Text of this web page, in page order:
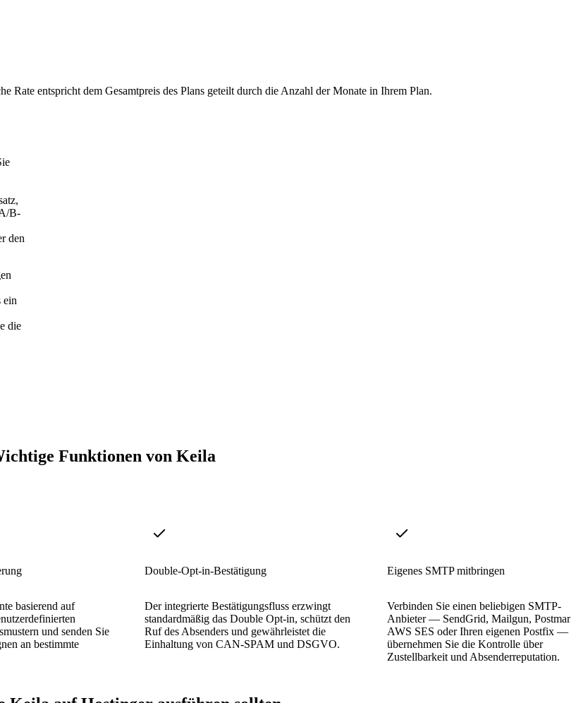
Rate entspricht dem Gesamtpreis des Plans geteilt durch die Anzahl der Monate in Ihrem Plan.
B-
den
ein
die
Funktionen von Keila
basierend auf
und senden Sie
an bestimmte
Double-Opt-in-Bestätigung
Der integrierte Bestätigungsfluss erzwingt
standardmäßig das Double Opt-in, schützt den
Ruf des Absenders und gewährleistet die
Einhaltung von CAN-SPAM und DSGVO.
Eigenes SMTP mitbringen
Verbinden Sie einen beliebigen SMTP-
Anbieter — SendGrid, Mailgun,
AWS SES oder Ihren eigenen Postfix —
übernehmen Sie die Kontrolle über
Zustellbarkeit und Absenderreputation.